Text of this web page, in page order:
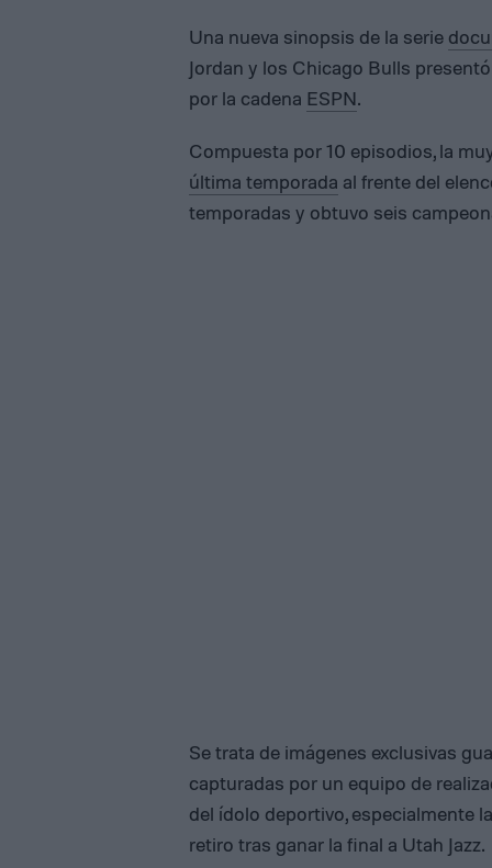
Una nueva sinopsis de la serie
Jordan y los Chicago Bulls
por la cadena ESPN.
Compuesta por 10 episodios, la
última temporada al frente del
temporadas y obtuvo seis
Se trata de imágenes exclusivas
capturadas por un equipo de
del ídolo deportivo, especialmente
retiro tras ganar la final a Utah Jazz.